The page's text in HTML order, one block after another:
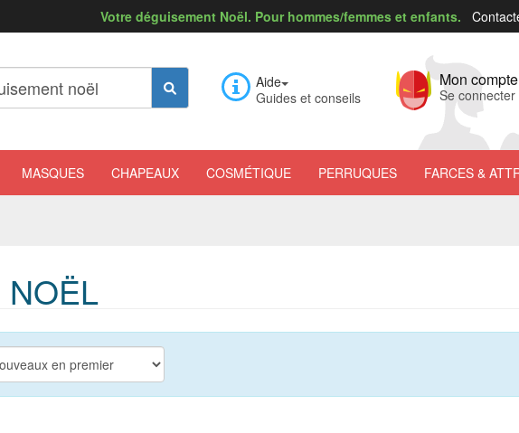
Votre déguisement Noël. Pour hommes/femmes et enfants.
Aide
Guides et conseils
Mon compte
Se connecter
MASQUES CHAPEAUX COSMÉTIQUE PERRUQUES FARCES &
NOËL